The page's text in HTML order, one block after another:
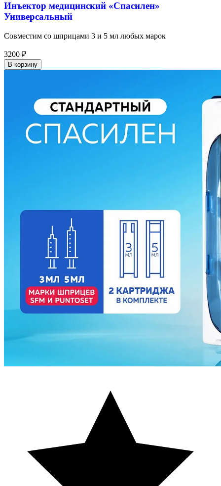
Инъектор медицинский «Спасилен»
Универсальный
Совместим со шприцами 3 и 5 мл любых марок
3200 ₽
В корзину